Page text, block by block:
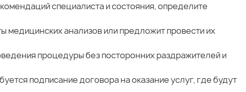
специалиста и состояния, определите
медицинских анализов или предложит провести их
процедуры без посторонних раздражителей и
подписание договора на оказание услуг, где будут